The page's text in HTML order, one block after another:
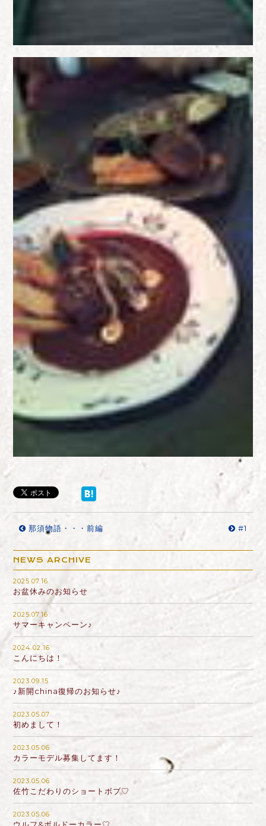
那須物語・・・前編 #1
NEWS ARCHIVE
2025.07.16
お盆休みのお知らせ
2025.07.16
サマーキャンペーン♪
2024.02.16
こんにちは！
2023.09.15
♪新開china復帰のお知らせ♪
2023.05.07
初めまして！
2023.05.06
カラーモデル募集してます！
2023.05.06
佐竹こだわりのショートボブ♡
2023.05.06